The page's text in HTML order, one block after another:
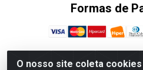
O nosso site coleta
Formas de